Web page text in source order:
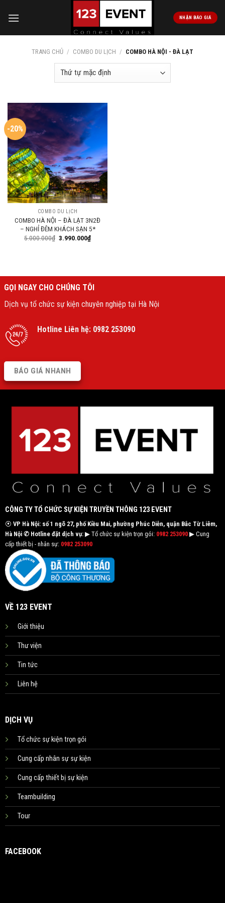
NHẬN BÁO GIÁ
TRANG CHỦ / COMBO DU LỊCH / COMBO HÀ NỘI - ĐÀ LẠT
-20%
COMBO DU LỊCH
COMBO HÀ NỘI – ĐÀ LẠT 3N2Đ
– NGHỈ ĐÊM KHÁCH SẠN 5*
5.000.000₫ 3.990.000₫
GỌI NGAY CHO CHÚNG TÔI
Dịch vụ tổ chức sự kiện chuyên nghiệp tại Hà Nội
Hotline Liên hệ: 0982 253090
BÁO GIÁ NHANH
CÔNG TY TỔ CHỨC SỰ KIỆN TRUYỀN THÔNG 123 EVENT
⦿ VP Hà Nội: số 1 ngõ 27, phố Kiều Mai, phường Phúc Diễn, quận Bắc Từ Liêm,
Hà Nội ✆ Hotline đặt dịch vụ:▶ Tổ chức sự kiện trọn gói: 0982 253090▶ Cung
cấp thiết bị - nhân sự: 0982 253090
VỀ 123 EVENT
Giới thiệu
Thư viện
Tin tức
Liên hệ
DỊCH VỤ
Tổ chức sự kiện trọn gói
Cung cấp nhân sự sự kiện
Cung cấp thiết bị sự kiện
Teambuilding
Tour
FACEBOOK